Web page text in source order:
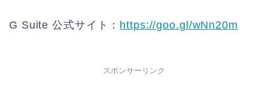
G Suite 公式サイト： https://goo.gl/wNn20m
スポンサーリンク